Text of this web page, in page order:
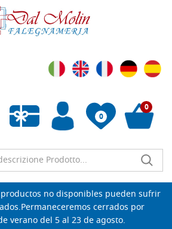
0
de deseos vacía
0
productos no disponibles pueden sufrir
cerrados por
verano del 5 al 23 de agosto.